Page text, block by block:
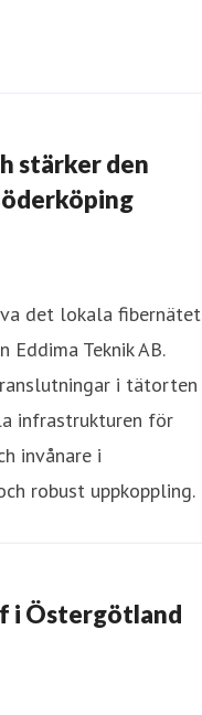
stärker den
det lokala fibernätet
Eddima Teknik AB.
i tätorten
infrastrukturen för
invånare i
robust uppkoppling.
i Östergötland